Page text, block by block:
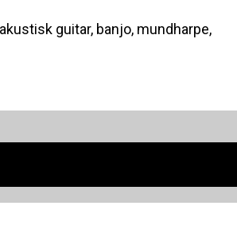
guitar, banjo, mundharpe,